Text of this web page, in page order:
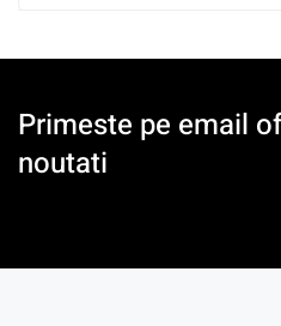
Primeste pe email
noutati